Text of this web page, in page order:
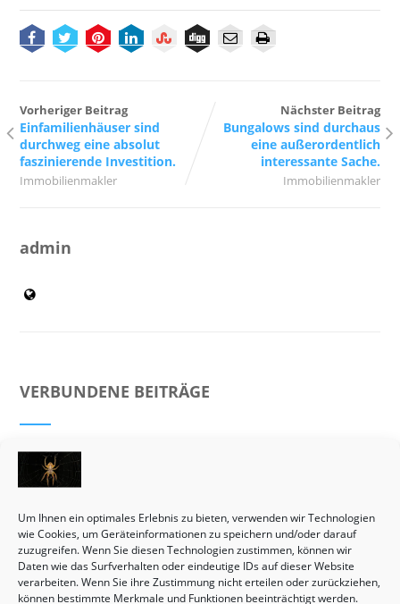
Um Ihnen ein optimales Erlebnis zu bieten, verwenden wir Technologien
wie Cookies, um Geräteinformationen zu speichern und/oder darauf
zuzugreifen. Wenn Sie diesen Technologien zustimmen, können wir
Daten wie das Surfverhalten oder eindeutige IDs auf dieser Website
verarbeiten. Wenn Sie ihre Zustimmung nicht erteilen oder zurückziehen,
können bestimmte Merkmale und Funktionen beeinträchtigt werden.
Vorheriger Beitrag
Einfamilienhäuser sind
durchweg eine absolut
faszinierende Investition.
Immobilienmakler
Nächster Beitrag
Bungalows sind durchaus
eine außerordentlich
interessante Sache.
Immobilienmakler
admin
VERBUNDENE BEITRÄGE